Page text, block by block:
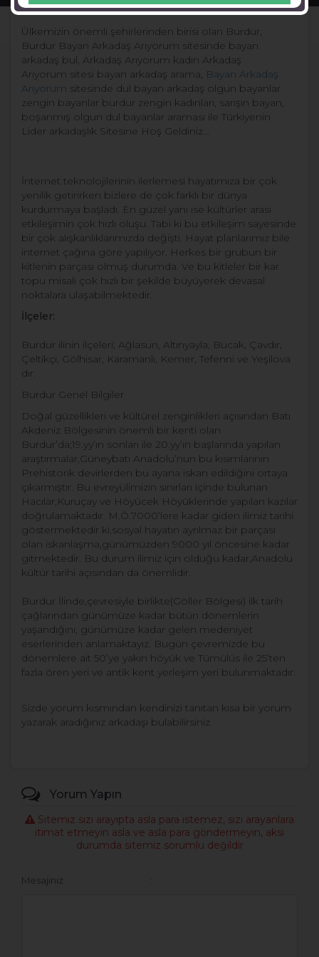
Ülkemizin önemli şehirlerinden birisi olan Burdur,
Burdur Bayan Arkadaş Arıyorum sitesinde bayan
arkadaş bul, Arkadaş Arıyorum kadın Arkadaş
Arıyorum sitesi bayan arkadaş arama, Bayan Arkadaş
Arıyorum sitesinde dul bayan arkadaş olgun bayanlar
zengin bayanlar burdur zengin kadınları, sarışın bayan,
boşanmış olgun dul bayanlar araması ile Türkiyenin
Lider arkadaşlık Sitesine Hoş Geldiniz...
İnternet teknolojilerinin ilerlemesi hayatımıza bir çok
yenilik getirirken bizlere de çok farklı bir dünya
kurdurmaya başladı. En güzel yanı ise kültürler arası
etkileşimin çok hızlı oluşu. Tabi ki bu etkileşim sayesinde
bir çok alışkanlıklarımızda değişti. Hayat planlarımız bile
internet çağına göre yapılıyor. Herkes bir grubun bir
kitlenin parçası olmuş durumda. Ve bu kitleler bir kar
topu misali çok hızlı bir şekilde büyüyerek devasal
noktalara ulaşabilmektedir.
İlçeler:
Burdur ilinin ilçeleri; Ağlasun, Altınyayla, Bucak, Çavdır,
Çeltikçi, Gölhisar, Karamanlı, Kemer, Tefenni ve Yeşilova
dır.
Burdur Genel Bilgiler
Doğal güzellikleri ve kültürel zenginlikleri açısından Batı
Akdeniz Bölgesinin önemli bir kenti olan
Burdur’da;19.yy’ın sonları ile 20.yy’ın başlarında yapılan
araştırmalar,Güneybatı Anadolu’nun bu kısımlarının
Prehistorik devirlerden bu ayana iskan edildiğini ortaya
çıkarmıştır. Bu evreyi,ilimizin sınırları içinde bulunan
Hacılar,Kuruçay ve Höyücek Höyüklerinde yapılan kazılar
doğrulamaktadır. M.Ö.7000’lere kadar giden ilimiz tarihi
göstermektedir ki,sosyal hayatın ayrılmaz bir parçası
olan iskanlaşma,günümüzden 9000 yıl öncesine kadar
gitmektedir. Bu durum ilimiz için olduğu kadar,Anadolu
kültür tarihi açısından da önemlidir.
Burdur İlinde,çevresiyle birlikte(Göller Bölgesi) ilk tarih
çağlarından günümüze kadar bütün dönemlerin
yaşandığını, günümüze kadar gelen medeniyet
eserlerinden anlamaktayız. Bugün çevremizde bu
dönemlere ait 50’ye yakın höyük ve Tümülüs ile 25’ten
fazla ören yeri ve antik kent yerleşim yeri bulunmaktadır.
Sizde yorum kısmından kendinizi tanıtan kısa bir yorum
yazarak aradığınız arkadaşı bulabilirsiniz
Yorum Yapın
Sitemiz sizi arayıpta asla para istemez, sizi arayanlara
itimat etmeyin asla ve asla para göndermeyin, aksi
durumda sitemiz sorumlu değildir
Mesajınız